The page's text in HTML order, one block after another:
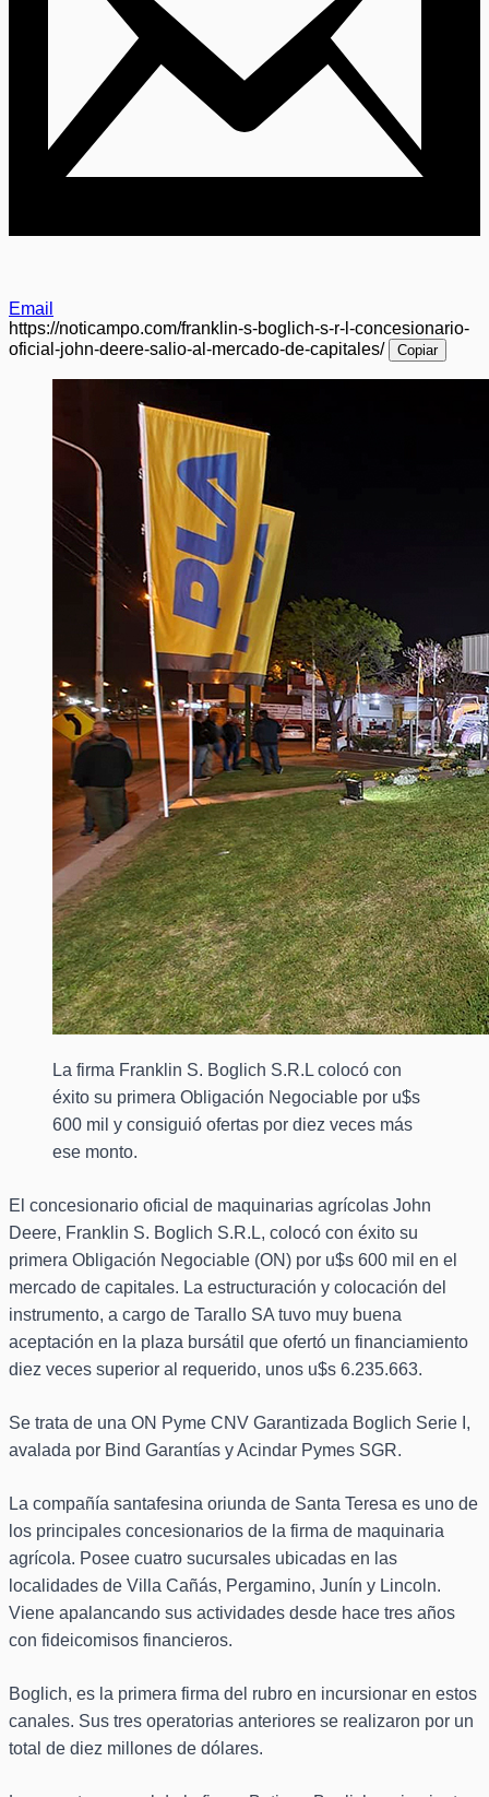
Email
https://noticampo.com/franklin-s-boglich-s-r-l-concesionario-
oficial-john-deere-salio-al-mercado-de-capitales/
Copiar
La firma Franklin S. Boglich S.R.L colocó con
éxito su primera Obligación Negociable por u$s
600 mil y consiguió ofertas por diez veces más
ese monto.
El concesionario oficial de maquinarias agrícolas John
Deere, Franklin S. Boglich S.R.L, colocó con éxito su
primera Obligación Negociable (ON) por u$s 600 mil en el
mercado de capitales. La estructuración y colocación del
instrumento, a cargo de Tarallo SA tuvo muy buena
aceptación en la plaza bursátil que ofertó un financiamiento
diez veces superior al requerido, unos u$s 6.235.663.
Se trata de una ON Pyme CNV Garantizada Boglich Serie I,
avalada por Bind Garantías y Acindar Pymes SGR.
La compañía santafesina oriunda de Santa Teresa es uno de
los principales concesionarios de la firma de maquinaria
agrícola. Posee cuatro sucursales ubicadas en las
localidades de Villa Cañás, Pergamino, Junín y Lincoln.
Viene apalancando sus actividades desde hace tres años
con fideicomisos financieros.
Boglich, es la primera firma del rubro en incursionar en estos
canales. Sus tres operatorias anteriores se realizaron por un
total de diez millones de dólares.